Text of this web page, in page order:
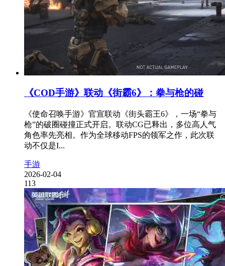
《COD手游》联动《街霸6》：拳与枪的碰
《使命召唤手游》官宣联动《街头霸王6》，一场“拳与
枪”的破圈碰撞正式开启。联动CG已释出，多位高人气
角色率先亮相。作为全球移动FPS的领军之作，此次联
动不仅是I...
手游
2026-02-04
113